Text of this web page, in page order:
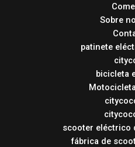
Sobre
patinete
bicicleta
scooter eléctrico
fábrica de